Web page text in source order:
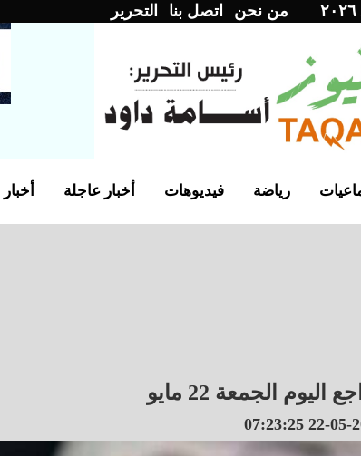
من نحن اتصل بنا التحرير
أخبار عاجلة فيديوهات رياضة
الجمعة 22 مايو